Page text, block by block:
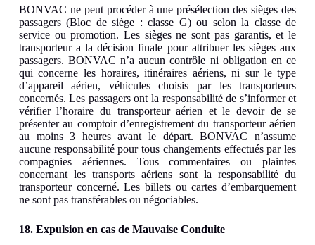
BONVAC ne peut procéder à une présélection des sièges des
passagers (Bloc de siège : classe G) ou selon la classe de
service ou promotion. Les sièges ne sont pas garantis, et le
transporteur a la décision finale pour attribuer les sièges aux
passagers. BONVAC n’a aucun contrôle ni obligation en ce
qui concerne les horaires, itinéraires aériens, ni sur le type
d’appareil aérien, véhicules choisis par les transporteurs
concernés. Les passagers ont la responsabilité de s’informer et
vérifier l’horaire du transporteur aérien et le devoir de se
présenter au comptoir d’enregistrement du transporteur aérien
au moins 3 heures avant le départ. BONVAC n’assume
aucune responsabilité pour tous changements effectués par les
compagnies aériennes. Tous commentaires ou plaintes
concernant les transports aériens sont la responsabilité du
transporteur concerné. Les billets ou cartes d’embarquement
ne sont pas transférables ou négociables.
18. Expulsion en cas de Mauvaise Conduite